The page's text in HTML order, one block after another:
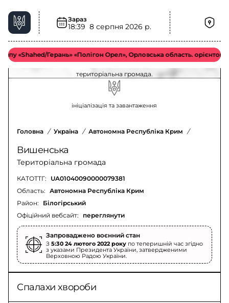
Зараз
18:39 8 серпня 2026 р.
«Shahed/Герань» «Полігон Орел», Орловська область. орієнтовно
Спалахи хвороби у Вишенська територіальна
громада – актуальна ситуація
Оновлення щодо спалахів хвороби у Вишенська
територіальна громада.
ініціалізація та завантаження
Головна / Україна / Автономна Республіка Крим /
Вишенська
Територіальна громада
КАТОТТГ: UA01040090000079381
Офіційний вебсайт: переглянути
Область: Автономна Республіка Крим
Район:
Білогірський
Запроваджено воєнний стан
З 5:30 24 лютого 2022 року по теперишній час згідно
з указами Президента України, затвердженими
Верховною Радою України.
Спалахи хвороби